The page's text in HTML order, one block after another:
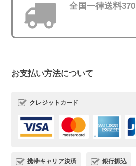
全国一律送料370
お支払い方法について
クレジットカード
携帯キャリア決済 銀行振込